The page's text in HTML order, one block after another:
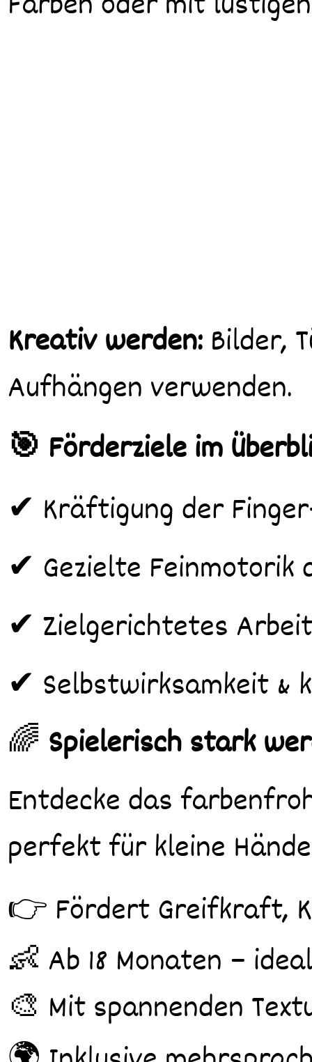
Kreativ werden: Bilder,
Aufhängen verwenden.
🎯 Förderziele im
✔ Kräftigung der
✔ Gezielte
✔ Zielgerichtetes
✔ Selbstwirksamkeit &
🌈 Spielerisch stark
Entdecke das
perfekt für kleine
👉 Fördert Greifkraft,
👶 Ab 18 Monaten –
🎨 Mit spannenden